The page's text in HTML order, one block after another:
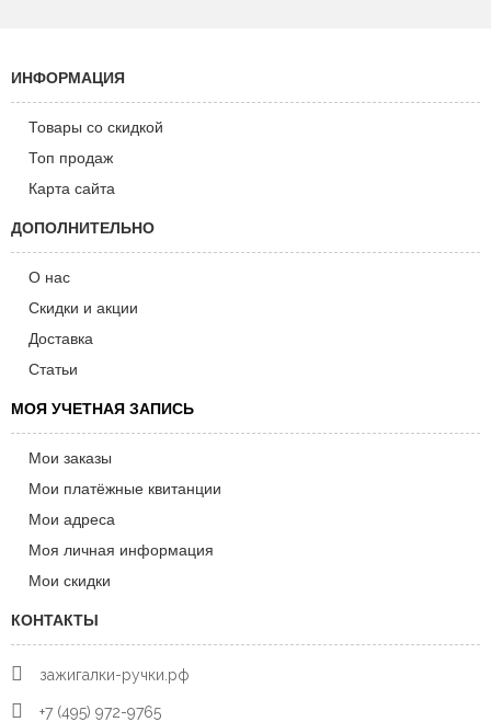
ИНФОРМАЦИЯ
Товары со скидкой
Топ продаж
Карта сайта
ДОПОЛНИТЕЛЬНО
О нас
Скидки и акции
Доставка
Статьи
МОЯ УЧЕТНАЯ ЗАПИСЬ
Мои заказы
Мои платёжные квитанции
Мои адреса
Моя личная информация
Мои скидки
КОНТАКТЫ
зажигалки-ручки.рф
+7 (495) 972-9765